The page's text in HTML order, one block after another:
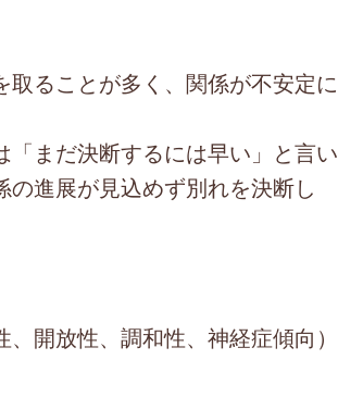
ることが多く、関係が不安定に
まだ決断するには早い」と言い
進展が見込めず別れを決断し
開放性、調和性、神経症傾向）